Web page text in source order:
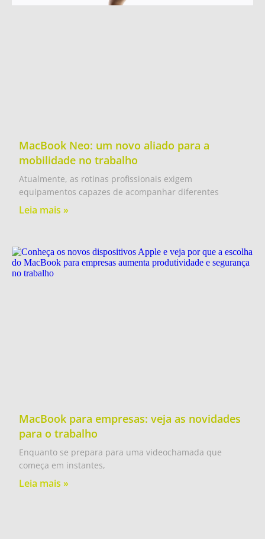
MacBook Neo: um novo aliado para a
mobilidade no trabalho
Atualmente, as rotinas profissionais exigem
equipamentos capazes de acompanhar diferentes
Leia mais »
MacBook para empresas: veja as novidades
para o trabalho
Enquanto se prepara para uma videochamada que
começa em instantes,
Leia mais »